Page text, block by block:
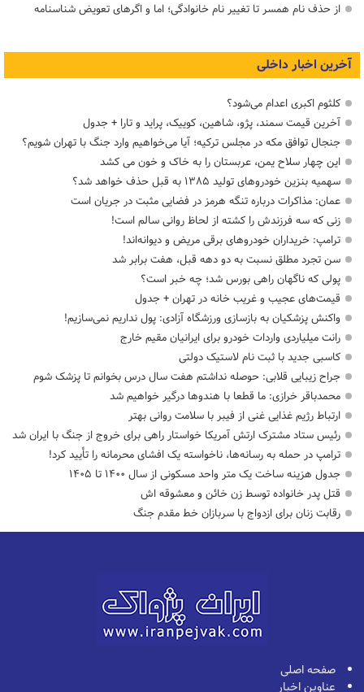
از حذف نام همسر تا تغییر نام خانوادگی؛ اما و اگرهای تعویض شناسنامه
آخرین اخبار داخلی
کلثوم اکبری اعدام می‌شود؟
آخرین قیمت سمند، پژو، شاهین، کوییک، پراید و تارا + جدول
جنجال توافق مکه در مجلس ترکیه؛ آیا می‌خواهیم وارد جنگ با تهران شویم؟
این چهار سلاح یمن، عربستان را به خاک و خون می کشد
سهمیه بنزین خودروهای تولید ۱۳۸۵ به قبل حذف خواهد شد؟
عمان: مذاکرات درباره تنگه هرمز در فضایی مثبت در جریان است
زنی که سه فرزندش را کشته از لحاظ روانی سالم است!
ترامپ: خریداران خودروهای برقی مریض و دیوانه‌اند!
سن تجرد مطلق نسبت به دو دهه قبل، هفت برابر شد
پولی که ناگهان راهی بورس شد؛ چه خبر است؟
قیمت‌های عجیب و غریب خانه در تهران + جدول
واکنش پزشکیان به بازسازی ورزشگاه آزادی: پول نداریم نمی‌سازیم!
رانت میلیاردی واردات خودرو برای ایرانیان مقیم خارج
کاسبی جدید با ثبت نام لاستیک دولتی
جراح زیبایی قلابی: حوصله نداشتم هفت سال درس بخوانم تا پزشک شوم
محمدباقر خرازی: ما قطعا با هندوها درگیر خواهیم شد
ارتباط رژیم غذایی غنی از فیبر با سلامت روانی بهتر
رئیس ستاد مشترک ارتش آمریکا خواستار راهی برای خروج از جنگ با ایران شد
ترامپ در حمله‌ به رسانه‌ها، ناخواسته یک افشای محرمانه را تأیید کرد!
جدول هزینه ساخت یک متر واحد مسکونی از سال ۱۴۰۰ تا ۱۴۰۵
قتل پدر خانواده توسط زن خائن و معشوقه اش
رقابت زنان برای ازدواج با سربازان خط مقدم جنگ
صفحه اصلی
عناوین اخبار